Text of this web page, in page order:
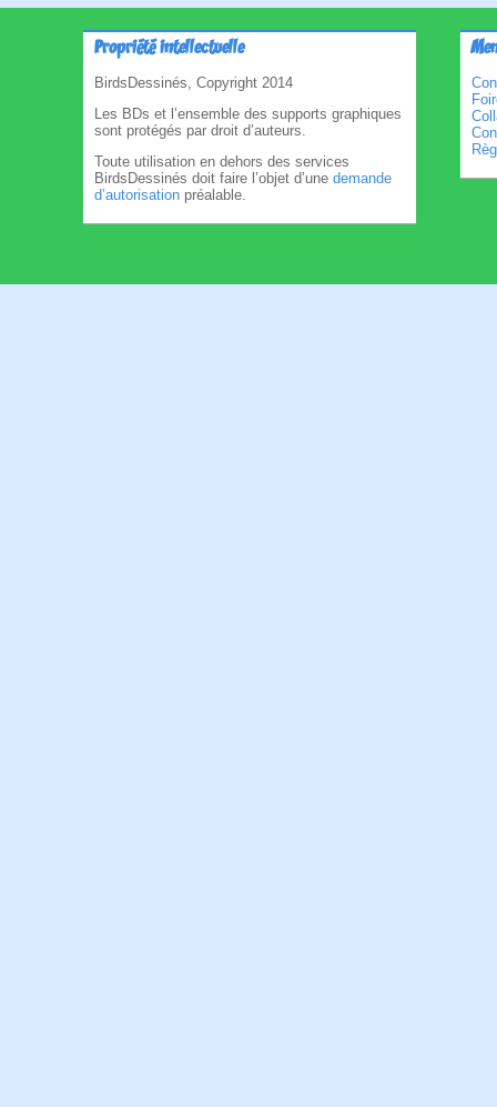
Propriété intellectuelle
BirdsDessinés, Copyright 2014
Les BDs et l’ensemble des supports graphiques
sont protégés par droit d’auteurs.
Toute utilisation en dehors des services
BirdsDessinés doit faire l’objet d’une demande
d’autorisation préalable.